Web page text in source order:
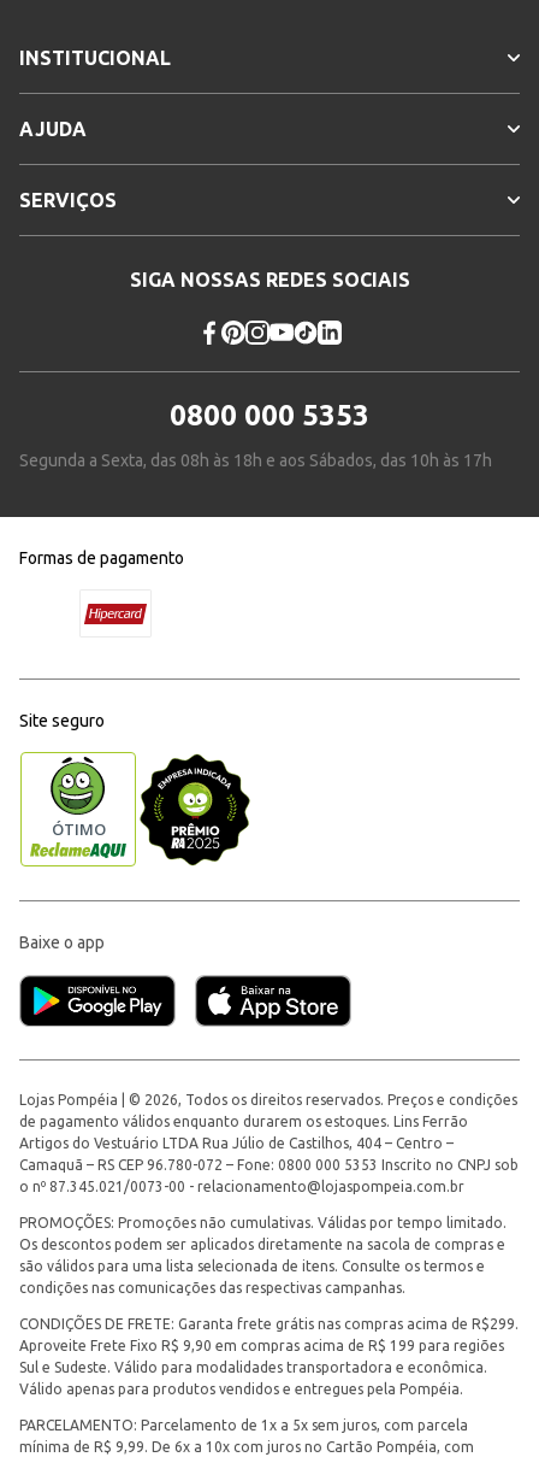
INSTITUCIONAL
AJUDA
SERVIÇOS
SIGA NOSSAS REDES SOCIAIS
0800 000 5353
Segunda a Sexta, das 08h às 18h e aos Sábados, das 10h às 17h
Formas de pagamento
Site seguro
Baixe o app
Lojas Pompéia | © 2026, Todos os direitos reservados. Preços e condições
de pagamento válidos enquanto durarem os estoques. Lins Ferrão
Artigos do Vestuário LTDA Rua Júlio de Castilhos, 404 – Centro –
Camaquã – RS CEP 96.780-072 – Fone: 0800 000 5353 Inscrito no CNPJ sob
o nº 87.345.021/0073-00 - relacionamento@lojaspompeia.com.br
PROMOÇÕES: Promoções não cumulativas. Válidas por tempo limitado.
Os descontos podem ser aplicados diretamente na sacola de compras e
são válidos para uma lista selecionada de itens. Consulte os termos e
condições nas comunicações das respectivas campanhas.
CONDIÇÕES DE FRETE: Garanta frete grátis nas compras acima de R$299.
Aproveite Frete Fixo R$ 9,90 em compras acima de R$ 199 para regiões
Sul e Sudeste. Válido para modalidades transportadora e econômica.
Válido apenas para produtos vendidos e entregues pela Pompéia.
PARCELAMENTO: Parcelamento de 1x a 5x sem juros, com parcela
mínima de R$ 9,99. De 6x a 10x com juros no Cartão Pompéia, com